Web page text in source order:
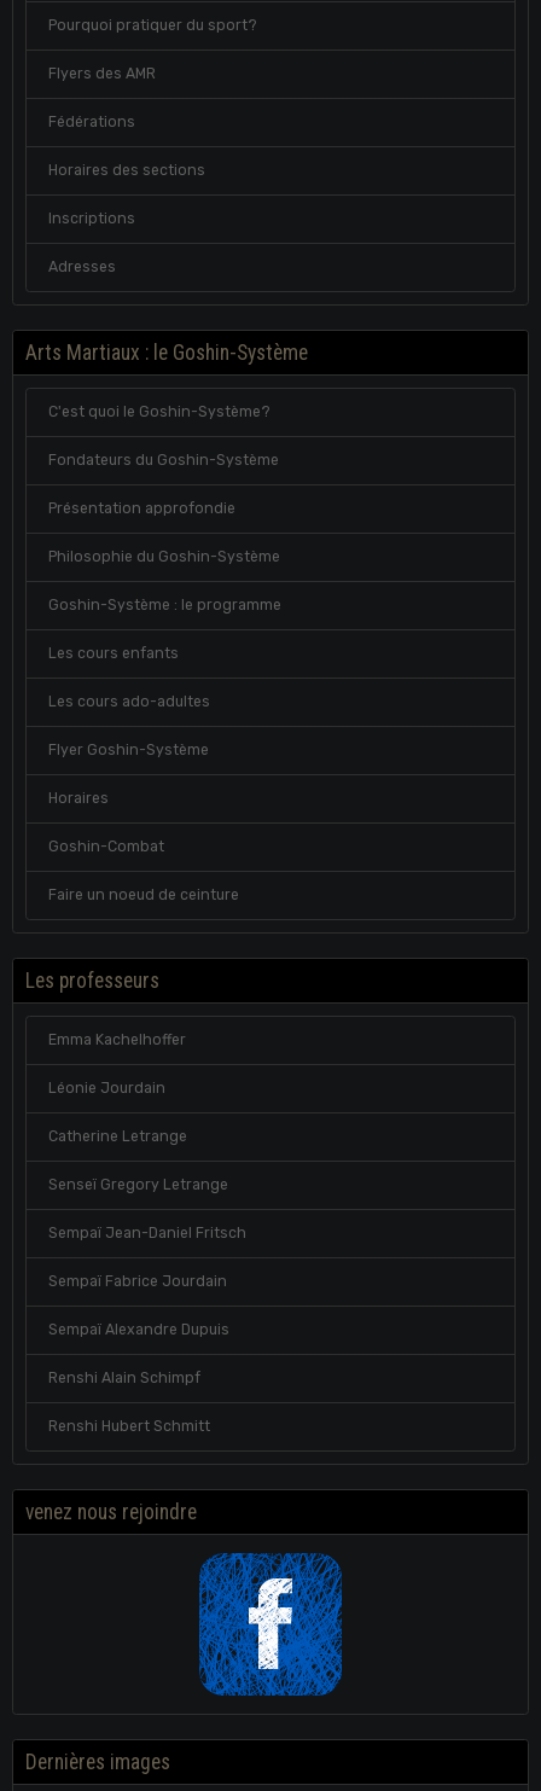
Pourquoi pratiquer du sport?
Flyers des AMR
Fédérations
Horaires des sections
Inscriptions
Adresses
Arts Martiaux : le Goshin-Système
C'est quoi le Goshin-Système?
Fondateurs du Goshin-Système
Présentation approfondie
Philosophie du Goshin-Système
Goshin-Système : le programme
Les cours enfants
Les cours ado-adultes
Flyer Goshin-Système
Horaires
Goshin-Combat
Faire un noeud de ceinture
Les professeurs
Emma Kachelhoffer
Léonie Jourdain
Catherine Letrange
Senseï Gregory Letrange
Sempaï Jean-Daniel Fritsch
Sempaï Fabrice Jourdain
Sempaï Alexandre Dupuis
Renshi Alain Schimpf
Renshi Hubert Schmitt
venez nous rejoindre
Dernières images